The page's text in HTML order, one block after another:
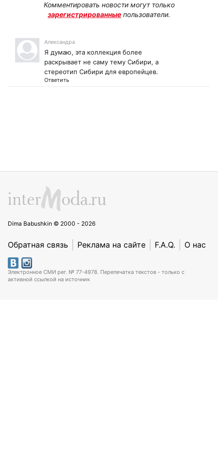
Комментировать новости могут только
зарегистрированные пользователи.
Александра
Я думаю, эта коллекция более
раскрывает не саму тему Сибири, а
стереотип Сибири для европейцев.
Ответить
Dima Babushkin © 2000 - 2026
Обратная связь Реклама на сайте F.A.Q. О нас
Электронное СМИ рег. № 77-4978. Перепечатка текстов - только с
активной ссылкой на источник